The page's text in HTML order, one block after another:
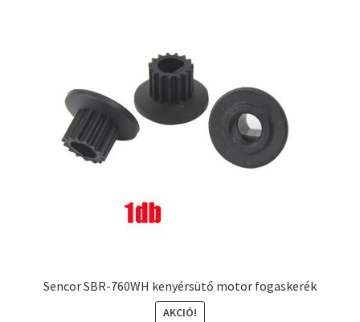
Sencor SBR-760WH kenyérsütő motor fogaskerék
AKCIÓ!